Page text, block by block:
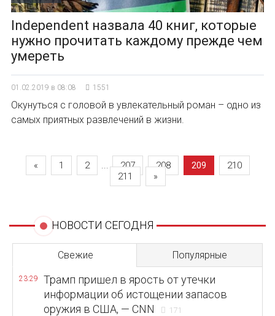
Independent назвала 40 книг, которые
нужно прочитать каждому прежде чем
умереть
01.02.2019 в 08:08 1551
Окунуться с головой в увлекательный роман – одно из
самых приятных развлечений в жизни.
« 1 2 ... 207 208 209
210
211
»
НОВОСТИ СЕГОДНЯ
Свежие Популярные
23:29
Трамп пришел в ярость от утечки
информации об истощении запасов
оружия в США, — CNN
171